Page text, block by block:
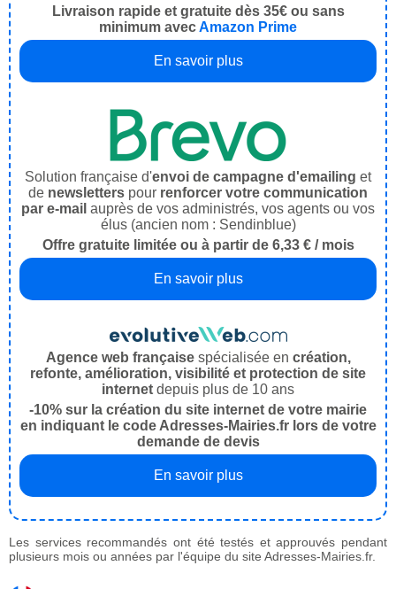
Livraison rapide et gratuite dès 35€ ou sans
minimum avecAmazon Prime
En savoir plus
Solution française d'envoi de campagne d'emailing et
de newsletters pour renforcer votre communication
par e-mail auprès de vos administrés, vos agents ou vos
élus (ancien nom : Sendinblue)
Offre gratuite limitée ou à partir de 6,33 € / mois
En savoir plus
Agence web françaisespécialisée en création,
refonte, amélioration, visibilité et protection de site
internet depuis plus de 10 ans
-10% sur la création du site internet de votre mairie
en indiquant le code Adresses-Mairies.fr lors de votre
demande de devis
En savoir plus
Les services recommandés ont été testés et approuvés pendant
plusieurs mois ou années par l'équipe du site Adresses-Mairies.fr.